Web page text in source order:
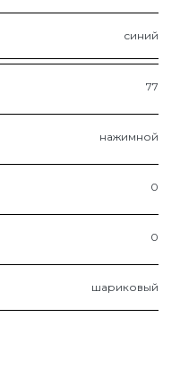
синий
77
нажимной
0
0
шариковый